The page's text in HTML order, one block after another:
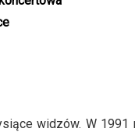
widzów. W